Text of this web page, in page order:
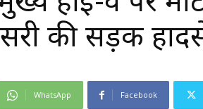
की सड़क हादसे
WhatsApp Facebook